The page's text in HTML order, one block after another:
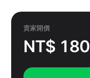
賣家開價
NT$